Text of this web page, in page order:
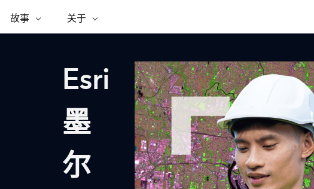
编辑和共享空间数据
基于角色的 ArcGIS 访问权限
Esri Store
Esri 的 ArcGIS 产品
如何购买
Esri 产品、合作伙伴产品和开发
人员订阅
专题倡议
基础设施管理
使用 GIS 创建现代化、有弹性且可持续发展
自助服务
Esri 社区
ArcGIS 博客
文档
My Esri
故事
ESRI 故事
Esri 和 The Science of Where 播
面向 ArcGIS 用户的实用技术
资源
ArcNews
行业新闻和 ArcGIS 更新
ArcWatch
地理空间新闻、观点和趋势
关于
关于 ESRI
Esri 计划和倡议
活动
合作伙伴
招贤纳士
媒体与分析师关系
地理方法
Esri
墨
尔